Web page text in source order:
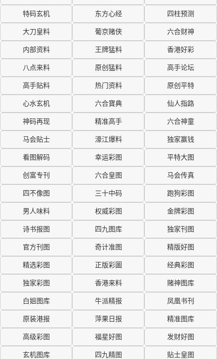
特码玄机 东方心经 四柱预测
大刀皇料 葡京赌侠 六合财神
内部资料 王牌猛料 香港好彩
八点来料 原创猛料 高手论坛
高手贴料 热门资料 原创平特
心水玄机 六合寶典 仙人指路
神码再现 精准高手 六合神童
马会贴士 濠江爆料 独家赢钱
看图解码 幸运彩图 平特大图
创富专刊 六合皇图 马会传真
四不像图 三十中码 跑狗彩图
男人味料 权威彩图 金牌彩图
诗书报图 四九图库 独家刊图
官方刊图 奇计准图 精版好图
精选彩图 正版彩圖 经典彩图
独家彩图 香港来料 赌神图库
白姐图库 牛派精报 凤凰书刊
原装港报 萍果日报 精准图库
高级彩图 福星好图 发财好图
玄机图库 四九精图 贴士皇图